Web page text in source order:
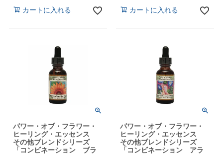
カートに入れる カートに入れる
パワー・オブ・フラワー・
ヒーリング・エッセンス
その他ブレンドシリーズ
「コンビネーション ブラ
パワー・オブ・フラワー・
ヒーリング・エッセンス
その他ブレンドシリーズ
「コンビネーション アラ